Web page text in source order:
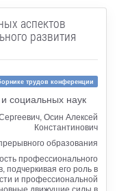
аспектов
развития
трудов конференции
социальных наук
Осин Алексей
Константинович
образования
профессионального
подчеркивая его роль в
и профессиональной
движущие силы в